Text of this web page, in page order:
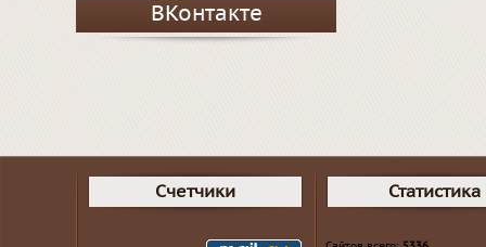
ВКонтакте
Счетчики Статистика